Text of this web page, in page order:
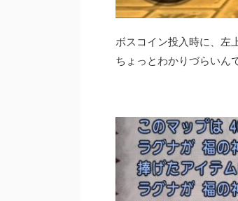
ボスコイン投入時に、左
ちょっとわかりづらいん